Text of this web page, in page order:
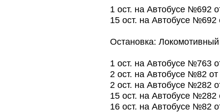
1 ост. на Автобусе №692
15 ост. на Автобусе
Остановка:
1 ост. на Автобусе №763
2 ост. на Автобусе №82
2 ост. на Автобусе №282
15 ост. на Автобусе №282
16 ост. на Автобусе №82